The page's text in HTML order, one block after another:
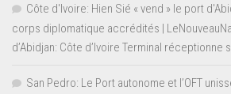
Côte d'Ivoire: Hien Sié « vend » le port
corps diplomatique accrédités |
d’Abidjan: Côte d’Ivoire Terminal
San Pedro: Le Port autonome et l’OFT